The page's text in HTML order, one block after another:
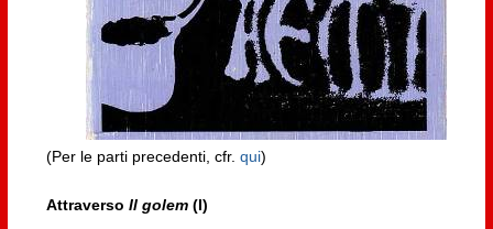
(Per le parti precedenti, cfr. qui)
Attraverso Il golem (I)